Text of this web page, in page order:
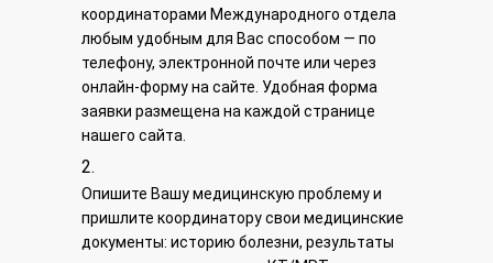
координаторами Международного отдела
любым удобным для Вас способом — по
телефону, электронной почте или через
онлайн-форму на сайте . Удобная форма
заявки размещена на каждой странице
нашего сайта.
Опишите Вашу медицинскую проблему и
пришлите координатору свои медицинские
документы: историю болезни, результаты